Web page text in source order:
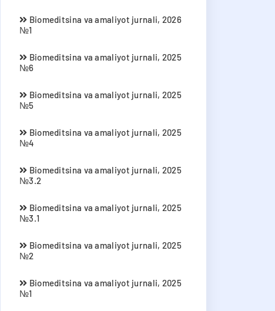
Biomeditsina va amaliyot jurnali, 2026
№1
Biomeditsina va amaliyot jurnali, 2025
№6
Biomeditsina va amaliyot jurnali, 2025
№5
Biomeditsina va amaliyot jurnali, 2025
№4
Biomeditsina va amaliyot jurnali, 2025
№3.2
Biomeditsina va amaliyot jurnali, 2025
№3.1
Biomeditsina va amaliyot jurnali, 2025
№2
Biomeditsina va amaliyot jurnali, 2025
№1